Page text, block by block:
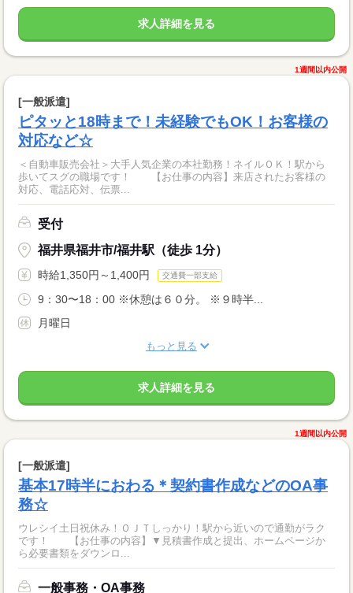
求人詳細を見る
1週間以内公開
[一般派遣]
ピタッと18時まで！未経験でもOK！お客様の
対応など☆
＜自動車販売会社＞大手人気企業の本社勤務！ネイルＯＫ！駅から
歩いてスグの職場です！ 【お仕事の内容】来店されたお客様の
対応、電話応対、伝票...
受付
福井県福井市/福井駅（徒歩 1分）
時給1,350円～1,400円 交通費一部支給
9：30〜18：00 ※休憩は６０分。 ※９時半...
月曜日
もっと見る
求人詳細を見る
1週間以内公開
[一般派遣]
基本17時半におわる＊契約書作成などのOA事
務☆
ウレシイ土日祝休み！ＯＪＴしっかり！駅から近いので通勤がラク
です！ 【お仕事の内容】▼見積書作成と提出、ホームページか
ら必要書類をダウンロ...
一般事務・OA事務